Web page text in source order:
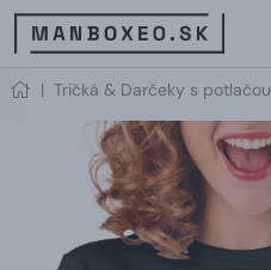
| Tričká & Darčeky s potlačou